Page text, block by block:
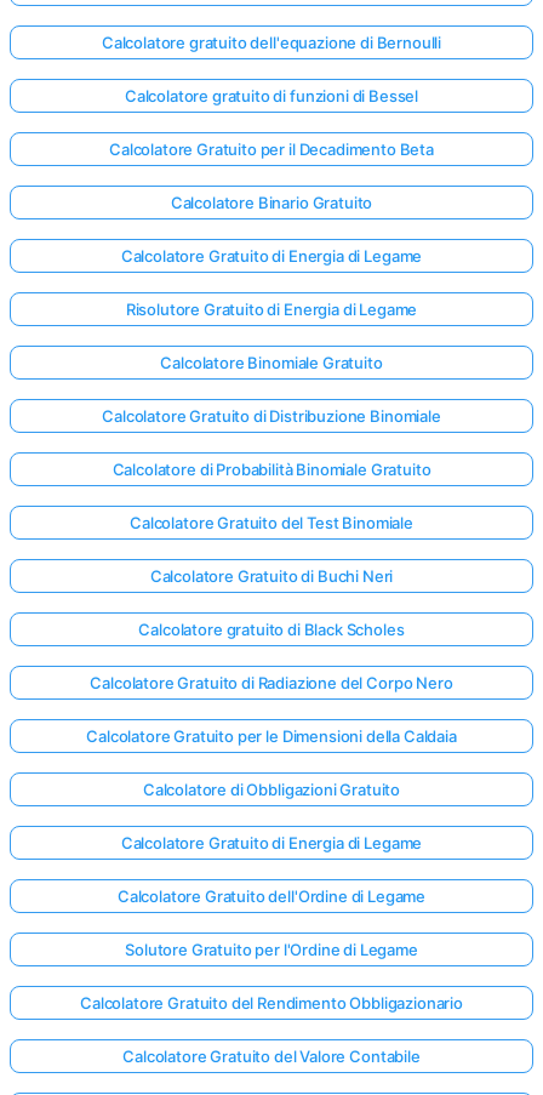
Calcolatore gratuito dell'equazione di Bernoulli
Calcolatore gratuito di funzioni di Bessel
Calcolatore Gratuito per il Decadimento Beta
Calcolatore Binario Gratuito
Calcolatore Gratuito di Energia di Legame
Risolutore Gratuito di Energia di Legame
Calcolatore Binomiale Gratuito
Calcolatore Gratuito di Distribuzione Binomiale
Calcolatore di Probabilità Binomiale Gratuito
Calcolatore Gratuito del Test Binomiale
Calcolatore Gratuito di Buchi Neri
Calcolatore gratuito di Black Scholes
Calcolatore Gratuito di Radiazione del Corpo Nero
Calcolatore Gratuito per le Dimensioni della Caldaia
Calcolatore di Obbligazioni Gratuito
Calcolatore Gratuito di Energia di Legame
Calcolatore Gratuito dell'Ordine di Legame
Solutore Gratuito per l'Ordine di Legame
Calcolatore Gratuito del Rendimento Obbligazionario
Calcolatore Gratuito del Valore Contabile